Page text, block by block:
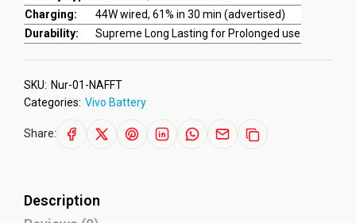
Charging:
44W wired, 61% in 30 min (advertised)
Durability:
Supreme Long Lasting for Prolonged use
SKU: Nur-01-NAFFT
Categories: Vivo Battery
Share:
Description